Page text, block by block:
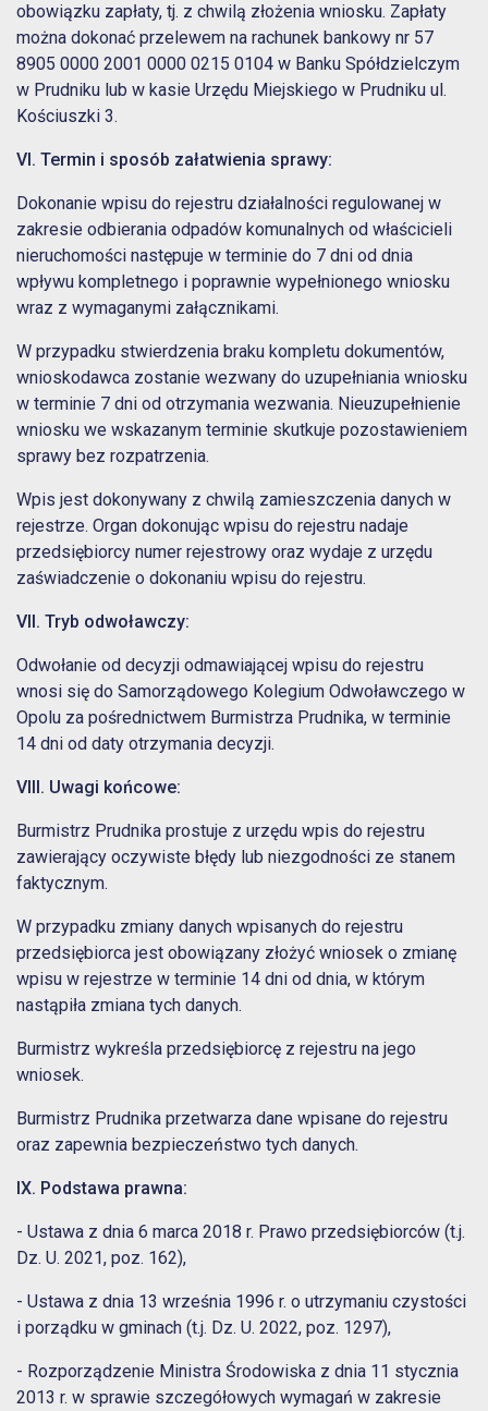
obowiązku zapłaty, tj. z chwilą złożenia wniosku. Zapłaty
można dokonać przelewem na rachunek bankowy nr 57
8905 0000 2001 0000 0215 0104 w Banku Spółdzielczym
w Prudniku lub w kasie Urzędu Miejskiego w Prudniku ul.
Kościuszki 3.
VI. Termin i sposób załatwienia sprawy:
Dokonanie wpisu do rejestru działalności regulowanej w
zakresie odbierania odpadów komunalnych od właścicieli
nieruchomości następuje w terminie do 7 dni od dnia
wpływu kompletnego i poprawnie wypełnionego wniosku
wraz z wymaganymi załącznikami.
W przypadku stwierdzenia braku kompletu dokumentów,
wnioskodawca zostanie wezwany do uzupełniania wniosku
w terminie 7 dni od otrzymania wezwania. Nieuzupełnienie
wniosku we wskazanym terminie skutkuje pozostawieniem
sprawy bez rozpatrzenia.
Wpis jest dokonywany z chwilą zamieszczenia danych w
rejestrze. Organ dokonując wpisu do rejestru nadaje
przedsiębiorcy numer rejestrowy oraz wydaje z urzędu
zaświadczenie o dokonaniu wpisu do rejestru.
VII. Tryb odwoławczy:
Odwołanie od decyzji odmawiającej wpisu do rejestru
wnosi się do Samorządowego Kolegium Odwoławczego w
Opolu za pośrednictwem Burmistrza Prudnika, w terminie
14 dni od daty otrzymania decyzji.
VIII. Uwagi końcowe:
Burmistrz Prudnika prostuje z urzędu wpis do rejestru
zawierający oczywiste błędy lub niezgodności ze stanem
faktycznym.
W przypadku zmiany danych wpisanych do rejestru
przedsiębiorca jest obowiązany złożyć wniosek o zmianę
wpisu w rejestrze w terminie 14 dni od dnia, w którym
nastąpiła zmiana tych danych.
Burmistrz wykreśla przedsiębiorcę z rejestru na jego
wniosek.
Burmistrz Prudnika przetwarza dane wpisane do rejestru
oraz zapewnia bezpieczeństwo tych danych.
IX. Podstawa prawna:
- Ustawa z dnia 6 marca 2018 r. Prawo przedsiębiorców (t.j.
Dz. U. 2021, poz. 162),
- Ustawa z dnia 13 września 1996 r. o utrzymaniu czystości
i porządku w gminach (t.j. Dz. U. 2022, poz. 1297),
- Rozporządzenie Ministra Środowiska z dnia 11 stycznia
2013 r. w sprawie szczegółowych wymagań w zakresie